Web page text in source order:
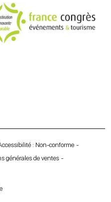
: Non-conforme
générales de ventes